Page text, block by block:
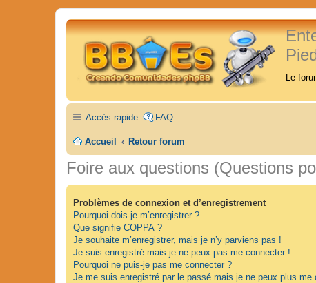
Le
Accès rapide FAQ
Accueil Retour forum
Foire aux questions (Questions
Problèmes de connexion et d’enregistrement
Pourquoi dois-je m’enregistrer ?
Que signifie COPPA ?
Je souhaite m’enregistrer, mais je n’y parviens pas !
Je suis enregistré mais je ne peux pas me connecter !
Pourquoi ne puis-je pas me connecter ?
Je me suis enregistré par le passé mais je ne peux plus me